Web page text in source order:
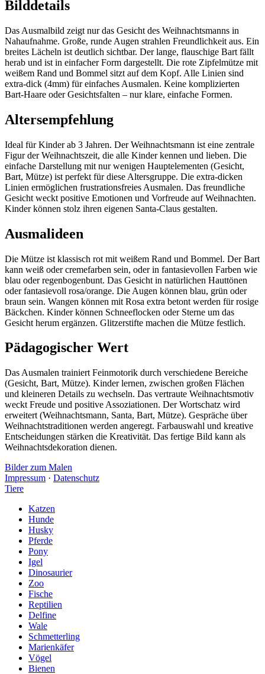
Bilddetails
Das Ausmalbild zeigt nur das Gesicht des Weihnachtsmanns in
Nahaufnahme. Große, runde Augen strahlen Freundlichkeit aus. Ein
breites Lächeln ist deutlich sichtbar. Der lange, flauschige Bart fällt
herab und ist in einfacher Form dargestellt. Die rote Zipfelmütze mit
weißem Rand und Bommel sitzt auf dem Kopf. Alle Linien sind
extra-dick (4mm) für einfaches Ausmalen. Keine komplizierten
Bart-Haare oder Gesichtsfalten – nur klare, einfache Formen.
Altersempfehlung
Ideal für Kinder ab 3 Jahren. Der Weihnachtsmann ist eine zentrale
Figur der Weihnachtszeit, die alle Kinder kennen und lieben. Die
einfache Darstellung mit nur wenigen Hauptelementen (Gesicht,
Bart, Mütze) ist perfekt für diese Altersgruppe. Die extra-dicken
Linien ermöglichen frustrationsfreies Ausmalen. Das freundliche
Gesicht weckt positive Emotionen und Vorfreude auf Weihnachten.
Kinder können stolz ihren eigenen Santa-Claus gestalten.
Ausmalideen
Die Mütze ist klassisch rot mit weißem Rand und Bommel. Der Bart
kann weiß oder cremefarben sein, oder in fantasievollen Farben wie
blau oder regenbogenbunt. Das Gesicht in natürlichen Hauttönen
oder fantasievoll rosa/orange. Die Augen können blau, grün oder
braun sein. Wangen können mit Rosa extra betont werden für rosige
Bäckchen. Kinder können Schneeflocken oder Sterne um das
Gesicht herum ergänzen. Glitzerstifte machen die Mütze festlich.
Pädagogischer Wert
Das Ausmalen trainiert Feinmotorik durch verschiedene Bereiche
(Gesicht, Bart, Mütze). Kinder lernen, zwischen großen Flächen
und kleineren Details zu wechseln. Das vertraute Weihnachtsmotiv
weckt Freude und positive Assoziationen. Der Wortschatz wird
erweitert (Weihnachtsmann, Santa, Bart, Mütze). Gespräche über
Weihnachtstraditionen werden angeregt. Farbauswahl und kreative
Entscheidungen stärken die Kreativität. Das fertige Bild kann als
Weihnachtsdekoration dienen.
Bilder zum Malen
Impressum · Datenschutz
Tiere
Katzen
Hunde
Husky
Pferde
Pony
Igel
Dinosaurier
Zoo
Fische
Reptilien
Delfine
Wale
Schmetterling
Marienkäfer
Vögel
Bienen